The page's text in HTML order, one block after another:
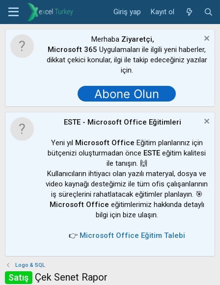
Giriş yap Kayıt ol
Merhaba Ziyaretçi,
Microsoft 365 Uygulamaları ile ilgili yeni haberler,
dikkat çekici konular, ilgi ile takip edeceğiniz yazılar
için.
Abone Olun
ESTE - Microsoft Office Eğitimleri
Yeni yıl Microsoft Office Eğitim planlarınız için
bütçenizi oluşturmadan önce ESTE eğitim kalitesi
ile tanışın. 🙌
Kullanıcıların ihtiyacı olan yazılı materyal, dosya ve
video kaynağı desteğimiz ile tüm ofis çalışanlarının
iş süreçlerini rahatlatacak eğitimler planlayın. 🎯
Microsoft Office eğitimlerimiz hakkında detaylı
bilgi için bize ulaşın.
👉 Microsoft Office Eğitim Talebi
Logo & SQL
Satış Çek Senet Rapor